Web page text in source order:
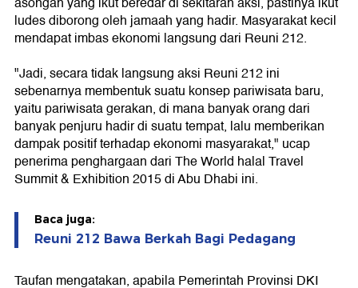
ludes diborong oleh jamaah yang hadir. Masyarakat kecil
mendapat imbas ekonomi langsung dari Reuni 212.
"Jadi, secara tidak langsung aksi Reuni 212 ini
sebenarnya membentuk suatu konsep pariwisata baru,
yaitu pariwisata gerakan, di mana banyak orang dari
banyak penjuru hadir di suatu tempat, lalu memberikan
dampak positif terhadap ekonomi masyarakat," ucap
penerima penghargaan dari The World halal Travel
Summit & Exhibition 2015 di Abu Dhabi ini.
Baca juga:
Reuni 212 Bawa Berkah Bagi Pedagang
Taufan mengatakan, apabila Pemerintah Provinsi DKI